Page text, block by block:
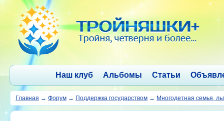
Наш клуб Альбомы Статьи
Главная → Форум → Поддержка государством → Многодетная семья,